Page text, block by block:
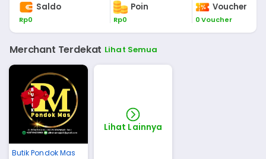
Saldo
Rp0
Poin
Rp0
Voucher
0 Voucher
Merchant Terdekat Lihat Semua
Butik Pondok Mas
Lihat Lainnya